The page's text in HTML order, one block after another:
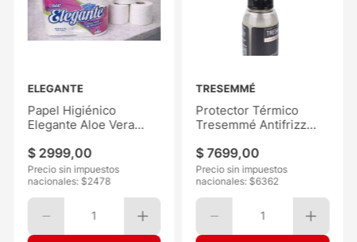
ELEGANTE
Papel Higiénico
Elegante Aloe Vera
$ 2999,00
Precio sin impuestos
nacionales: $2478
1
TRESEMMÉ
Protector Térmico
Tresemmé Antifrizz
$ 7699,00
Precio sin impuestos
nacionales: $6362
1